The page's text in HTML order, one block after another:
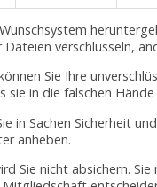
verschlüsseln,
Sie Ihre
sie in die falschen
in Sachen Sicherheit und
anheben.
Sie nicht absichern. Sie